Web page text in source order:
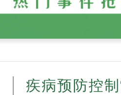
疾病预防控